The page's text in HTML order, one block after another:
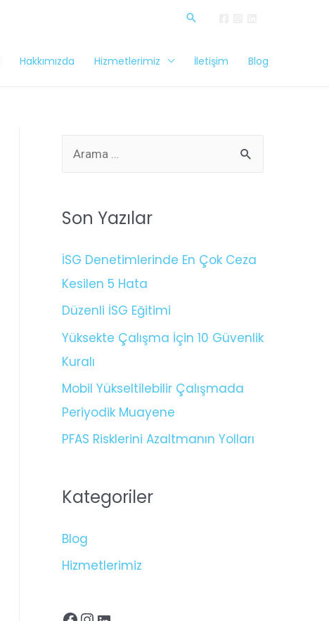
Hakkımızda Hizmetlerimiz İletişim Blog
Son Yazılar
İSG Denetimlerinde En Çok Ceza
Kesilen 5 Hata
Düzenli İSG Eğitimi
Yüksekte Çalışma İçin 10 Güvenlik
Kuralı
Mobil Yükseltilebilir Çalışmada
Periyodik Muayene
PFAS Risklerini Azaltmanın Yolları
Kategoriler
Blog
Hizmetlerimiz